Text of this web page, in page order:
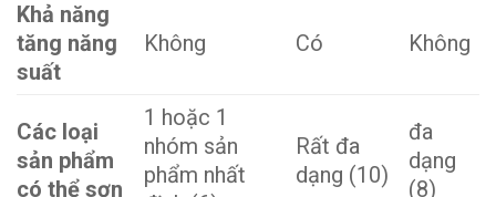
Khả năng
tăng năng
suất
Không Có Không
Các loại
sản phẩm
có thể sơn
1 hoặc 1
nhóm sản
phẩm nhất
Rất đa
dạng (10)
đa
dạng
(8)